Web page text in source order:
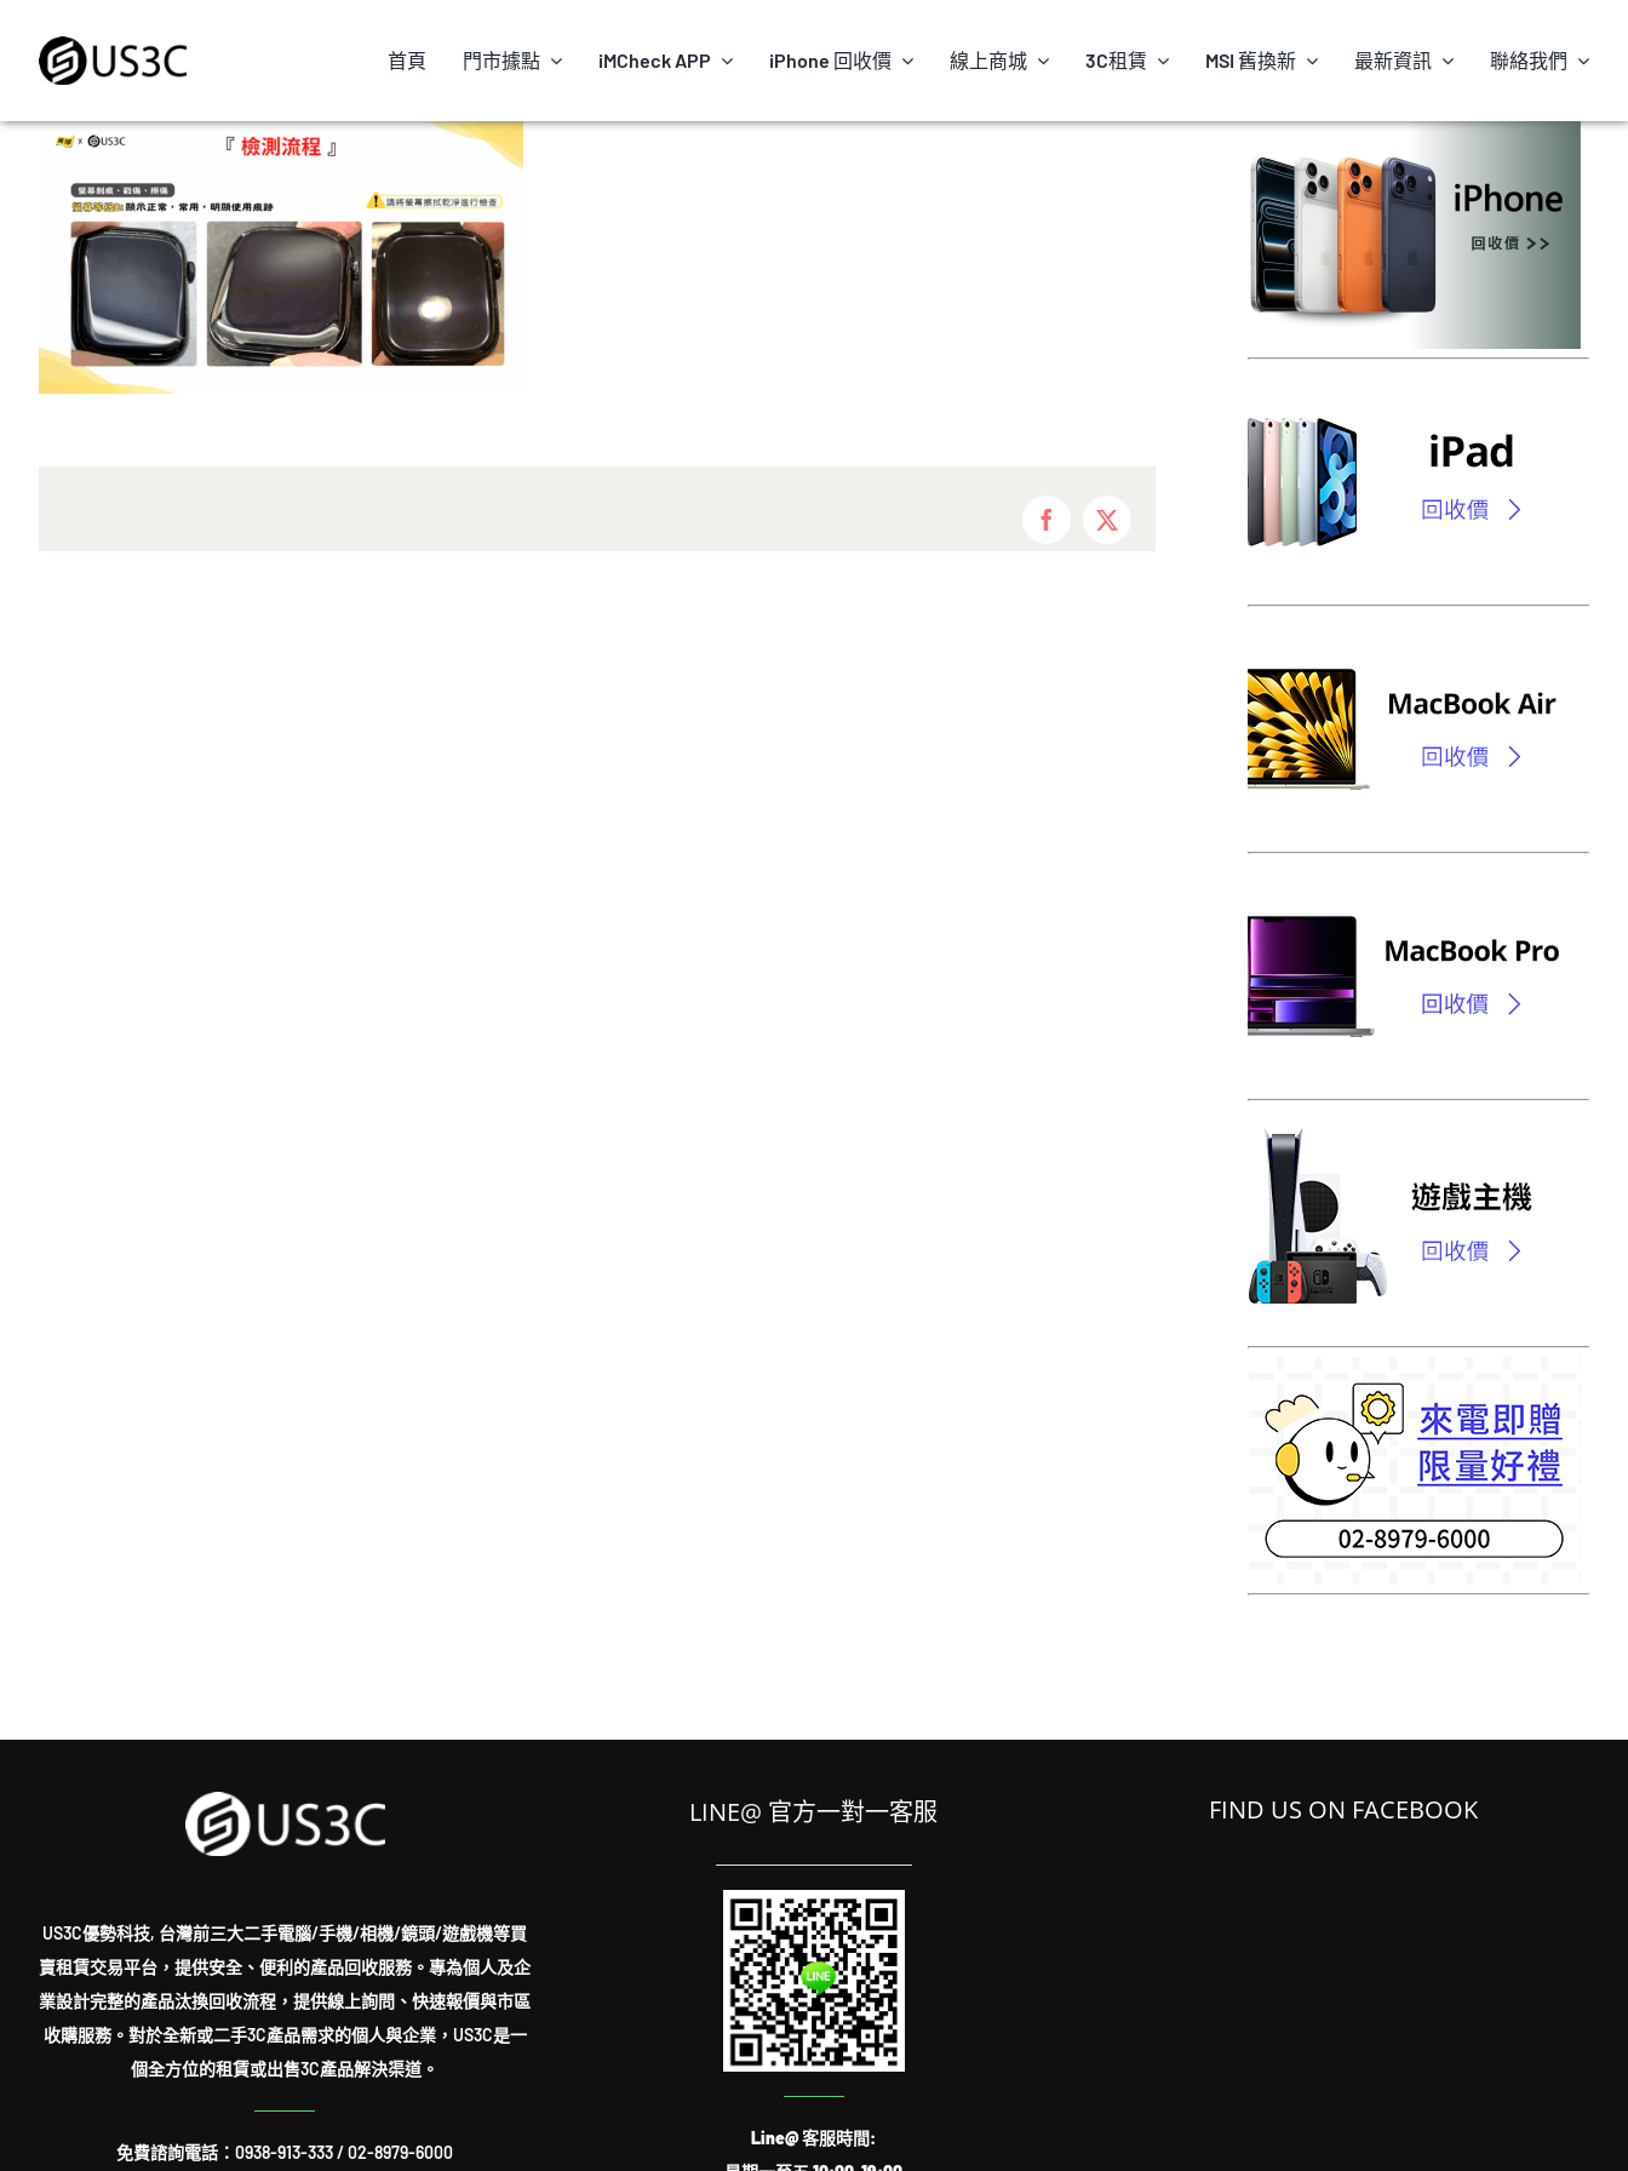
content
首頁 門市據點 iMCheck APP iPhone 回收價 線上商城 3C租賃 MSI 舊換新 最新資訊 聯絡我們
Facebook
X
US3C優勢科技, 台灣前三大二手電腦/手機/相機/鏡頭/遊戲機等買
賣租賃交易平台，提供安全、便利的產品回收服務。專為個人及企
業設計完整的產品汰換回收流程，提供線上詢問、快速報價與市區
收購服務。對於全新或二手3C產品需求的個人與企業，US3C是一
個全方位的租賃或出售3C產品解決渠道。
免費諮詢電話：0938-913-333/02-8979-6000
LINE@ 官方一對一客服
Line@ 客服時間:
FIND US ON FACEBOOK